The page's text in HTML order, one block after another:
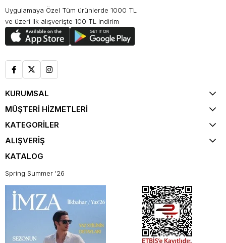
Uygulamaya Özel Tüm ürünlerde 1000 TL
ve üzeri ilk alışverişte 100 TL indirim
KURUMSAL
MÜŞTERİ HİZMETLERİ
KATEGORİLER
ALIŞVERİŞ
KATALOG
Spring Summer '26